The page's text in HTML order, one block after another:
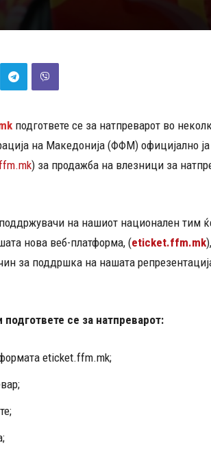
подгответе се за натпреварот во
на Македонија (ФФМ) официјално ја
) за продажба на влезници за
на нашиот национален тим
нова веб-платформа, (eticket.ffm.mk
за поддршка на нашата
се за натпреварот:
eticket.ffm.mk;